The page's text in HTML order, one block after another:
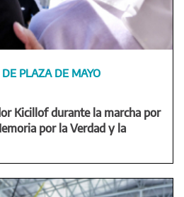
PLAZA DE MAYO
Kicillof durante la marcha por
por la Verdad y la